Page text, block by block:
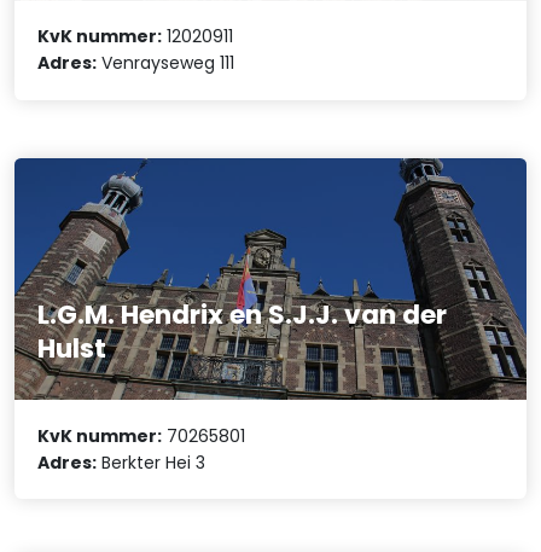
KvK nummer: 12020911
Adres: Venrayseweg 111
L.G.M. Hendrix en S.J.J. van der
Hulst
KvK nummer: 70265801
Adres: Berkter Hei 3